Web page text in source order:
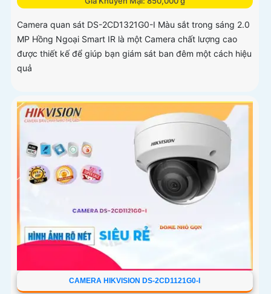
Camera quan sát DS-2CD1321G0-I Màu sắt trong sáng 2.0
MP Hồng Ngoại Smart IR là một Camera chất lượng cao
được thiết kế để giúp bạn giám sát ban đêm một cách hiệu
quả
CAMERA HIKVISION DS-2CD1121G0-I